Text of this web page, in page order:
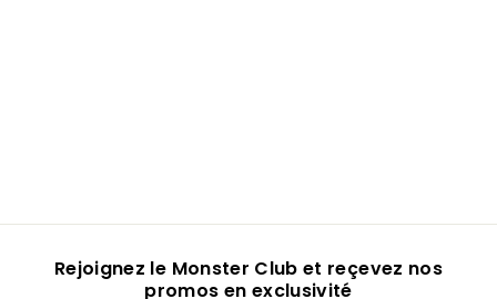
Rejoignez le Monster Club et reçevez nos
promos en exclusivité